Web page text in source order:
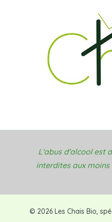
L'abus d'alcool est
interdites aux moins
© 2026 Les Chais Bio,